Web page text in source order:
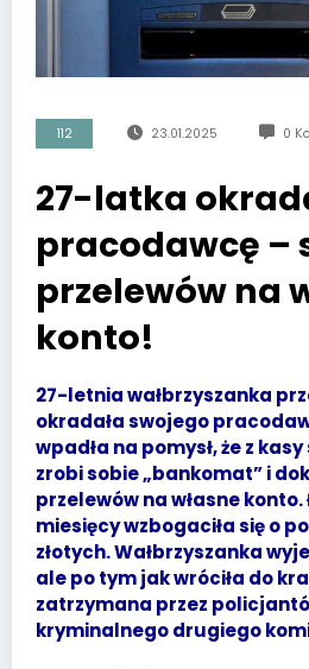
112 23.01.2025 0
27-latka
pracodawcę –
przelewów na
konto!
27-letnia wałbrzyszanka
okradała swojego
wpadła na pomysł, że z
zrobi sobie „bankomat” i
przelewów na własne
miesięcy wzbogaciła się o
złotych. Wałbrzyszanka
ale po tym jak wróciła do
zatrzymana przez
kryminalnego drugiego